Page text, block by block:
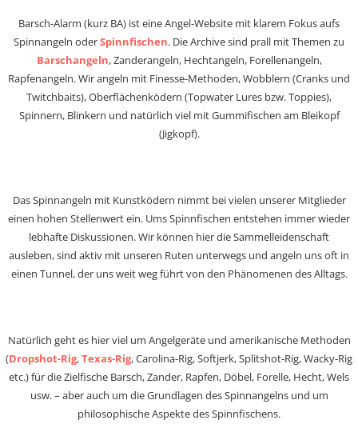
Barsch-Alarm (kurz BA) ist eine Angel-Website mit klarem Fokus aufs
Spinnangeln oderSpinnfischen. Die Archive sind prall mit Themen zu
Barschangeln, Zanderangeln, Hechtangeln, Forellenangeln,
Rapfenangeln. Wir angeln mit Finesse-Methoden, Wobblern (Cranks und
Twitchbaits), Oberflächenködern (Topwater Lures bzw. Toppies),
Spinnern, Blinkern und natürlich viel mit Gummifischen am Bleikopf
(Jigkopf).
Das Spinnangeln mit Kunstködern nimmt bei vielen unserer Mitglieder
einen hohen Stellenwert ein. Ums Spinnfischen entstehen immer wieder
lebhafte Diskussionen. Wir können hier die Sammelleidenschaft
ausleben, sind aktiv mit unseren Ruten unterwegs und angeln uns oft in
einen Tunnel, der uns weit weg führt von den Phänomenen des Alltags.
Natürlich geht es hier viel um Angelgeräte und amerikanische Methoden
(Dropshot-Rig,Texas-Rig, Carolina-Rig, Softjerk, Splitshot-Rig, Wacky-Rig
etc.) für die Zielfische Barsch, Zander, Rapfen, Döbel, Forelle, Hecht, Wels
usw. – aber auch um die Grundlagen des Spinnangelns und um
philosophische Aspekte des Spinnfischens.